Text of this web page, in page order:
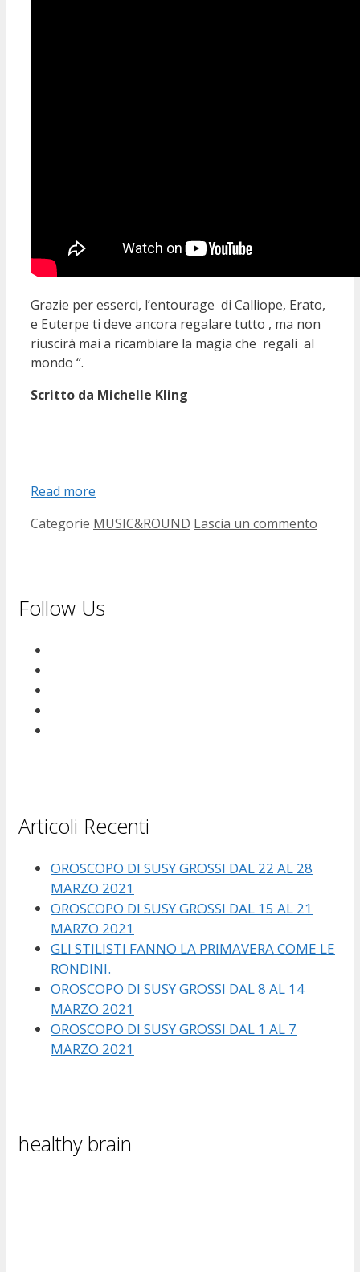
Grazie per esserci, l’entourage di Calliope, Erato,
e Euterpe ti deve ancora regalare tutto , ma non
riuscirà mai a ricambiare la magia che regali al
mondo “.
Scritto da Michelle Kling
Read more
Categorie MUSIC&ROUND Lascia un commento
Follow Us
Articoli Recenti
OROSCOPO DI SUSY GROSSI DAL 22 AL 28
MARZO 2021
OROSCOPO DI SUSY GROSSI DAL 15 AL 21
MARZO 2021
GLI STILISTI FANNO LA PRIMAVERA COME LE
RONDINI.
OROSCOPO DI SUSY GROSSI DAL 8 AL 14
MARZO 2021
OROSCOPO DI SUSY GROSSI DAL 1 AL 7
MARZO 2021
healthy brain